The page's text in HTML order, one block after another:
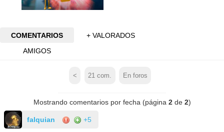
COMENTARIOS
+ VALORADOS
AMIGOS
< 21 com. En foros
Mostrando comentarios por fecha (página 2de 2)
falquian +5